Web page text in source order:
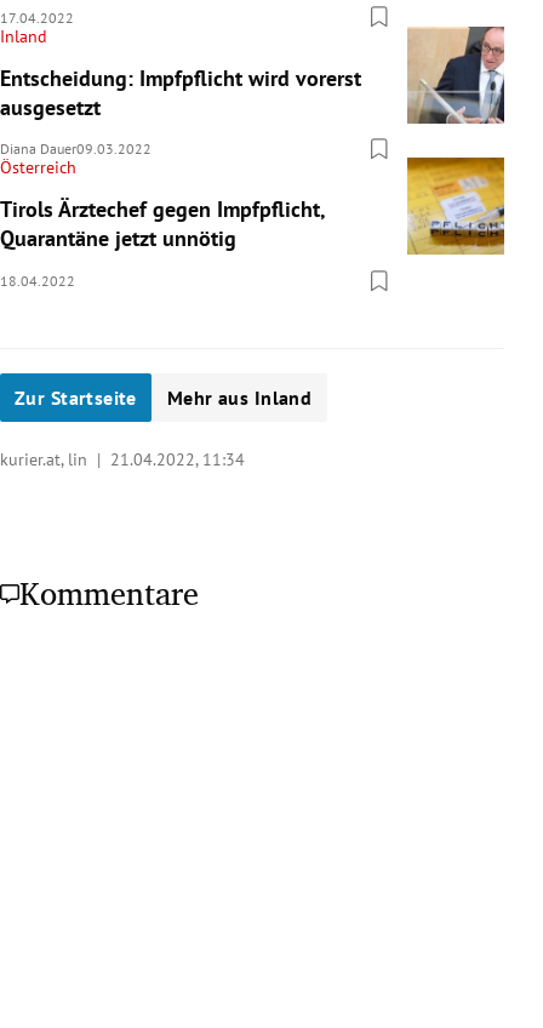
17.04.2022
Inland
Entscheidung: Impfpflicht wird vorerst
ausgesetzt
Diana Dauer09.03.2022
Österreich
Tirols Ärztechef gegen Impfpflicht,
Quarantäne jetzt unnötig
18.04.2022
Zur Startseite Mehr aus Inland
kurier.at, lin | 21.04.2022, 11:34
Kommentare